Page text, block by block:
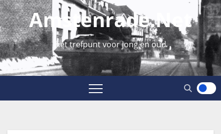
Amstenrade.net
hét trefpunt voor jong en oud